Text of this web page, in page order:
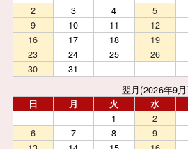
2
3 4 5
9
10 11 12
16
17 18 19
23
24 25 26
30
31
翌月(2026年9
日
月 火 水
1
2
6
7 8 9